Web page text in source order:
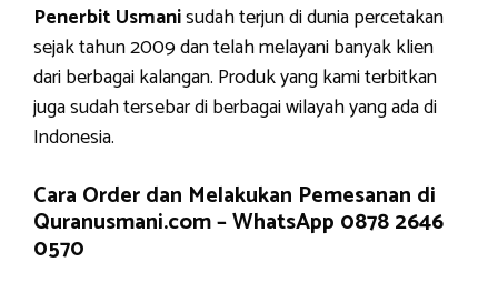
Penerbit Usmanisudah terjun di dunia percetakan
sejak tahun 2009 dan telah melayani banyak klien
dari berbagai kalangan. Produk yang kami terbitkan
juga sudah tersebar di berbagai wilayah yang ada di
Indonesia.
Cara Order dan Melakukan Pemesanan di
Quranusmani.com –WhatsApp 0878 2646
0570